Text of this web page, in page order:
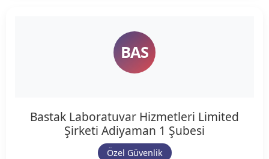
BAS
Bastak Laboratuvar Hizmetleri Limited
Şirketi Adiyaman 1 Şubesi
Özel Güvenlik